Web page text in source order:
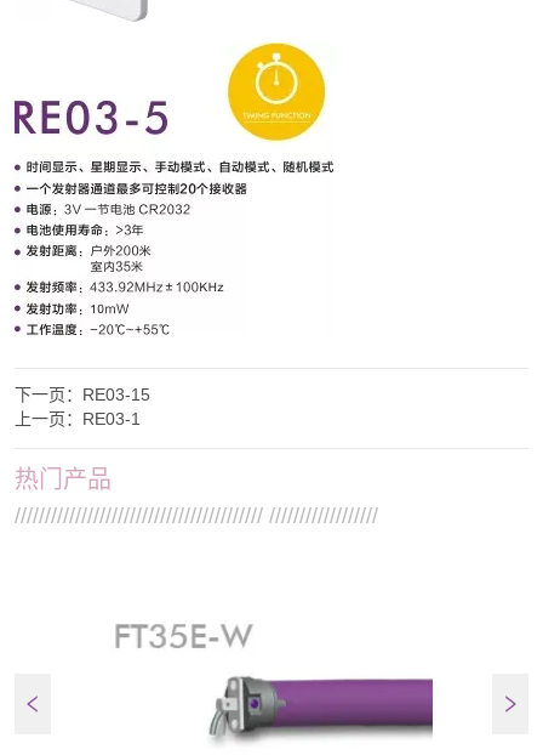
下一页： RE03-15
上一页： RE03-1
热门产品
///////////////////////////////////////// //////////////////